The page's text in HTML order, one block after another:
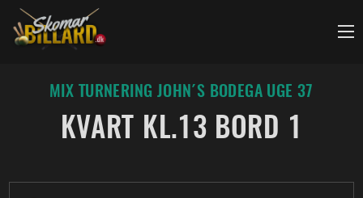
Fortsæt
indhold
MIX TURNERING JOHN´S BODEGA UGE 37
KVART KL.13 BORD 1